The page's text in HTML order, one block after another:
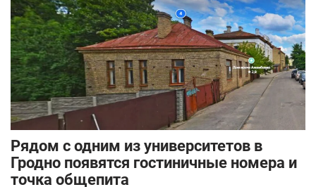
Рядом с одним из университетов в
Гродно появятся гостиничные номера и
точка общепита